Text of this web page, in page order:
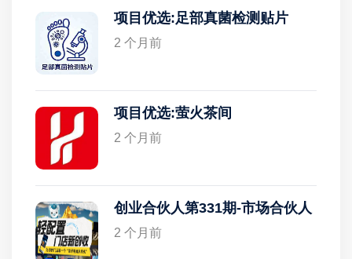
项目优选:足部真菌检测贴片
2 个月前
项目优选:萤火茶间
2 个月前
创业合伙人第331期-市场合伙人
2 个月前